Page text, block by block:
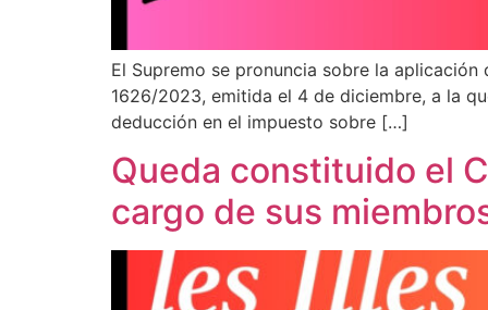
El Supremo se pronuncia sobre la
1626/2023, emitida el 4 de diciembre, a la
deducción en el impuesto sobre […]
Queda constituido el
cargo de sus